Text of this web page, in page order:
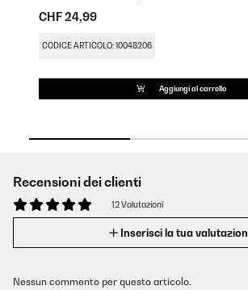
CHF 24,99
CODICE ARTICOLO: 10048206
Aggiungi al carrello
Recensioni dei clienti
12 Valutazioni
Inserisci la tua
Nessun commento per questo articolo.